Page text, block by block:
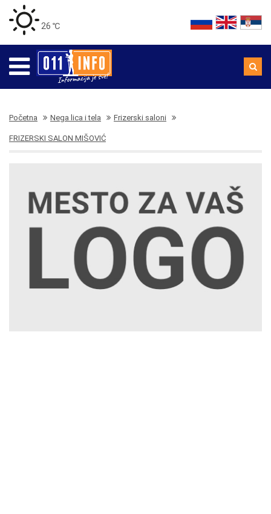
26 ℃
Početna Nega lica i tela Frizerski saloni
FRIZERSKI SALON MIŠOVIĆ